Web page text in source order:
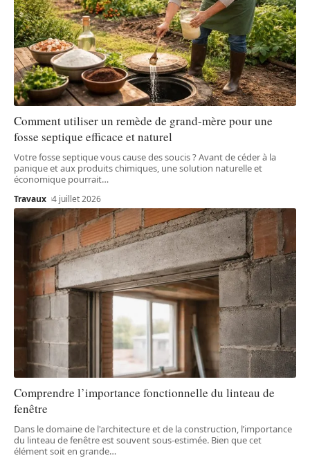
Comment utiliser un remède de grand-mère pour une
fosse septique efficace et naturel
Votre fosse septique vous cause des soucis ? Avant de céder à la
panique et aux produits chimiques, une solution naturelle et
économique pourrait…
Travaux 4 juillet 2026
Comprendre l’importance fonctionnelle du linteau de
fenêtre
Dans le domaine de l'architecture et de la construction, l’importance
du linteau de fenêtre est souvent sous-estimée. Bien que cet
élément soit en grande…